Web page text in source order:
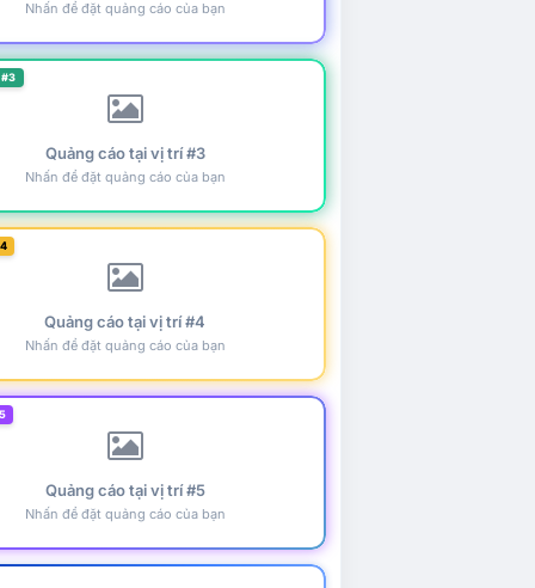
Nhấn để đặt quảng cáo của bạn
Quảng cáo tại vị trí #3
Nhấn để đặt quảng cáo của bạn
Quảng cáo tại vị trí #4
Nhấn để đặt quảng cáo của bạn
Quảng cáo tại vị trí #5
Nhấn để đặt quảng cáo của bạn